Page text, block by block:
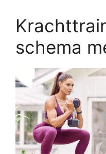
schema